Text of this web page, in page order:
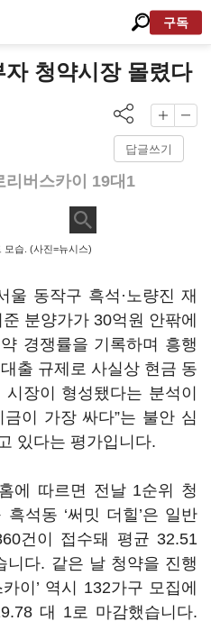
구독
청약시장 몰렸다
답글쓰기
리버스카이 19대1
모습. (사진=뉴시스)
울 동작구 흑석·노량진 재
분양가가 30억원 안팎에
경쟁률을 기록하며 흥행
출 규제로 사실상 현금 동
장이 형성됐다는 분석이
이 가장 싸다”는 불안 심
있다는 평가입니다.
에 따르면 전날 1순위 청
석동 ‘써밋 더힐’은 일반
건이 접수돼 평균 32.51
니다. 같은 날 청약을 진행
이’ 역시 132가구 모집에
대 1로 마감했습니다.